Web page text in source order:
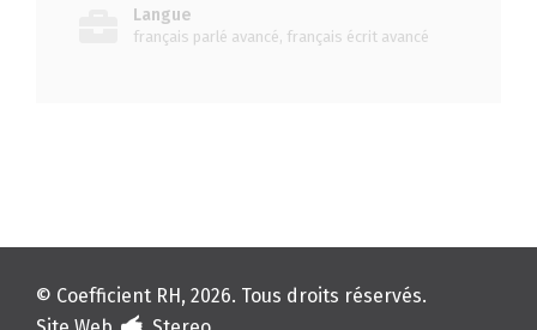
Langue
français parlé avancé, français écrit avancé
© Coefficient RH, 2026. Tous droits réservés.